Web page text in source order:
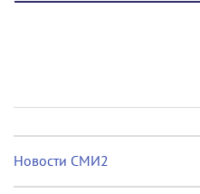
Новости СМИ2